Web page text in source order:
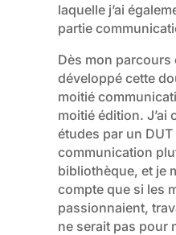
laquelle j’ai
partie
Dès mon parcours
développé cette
moitié
moitié édition. J’ai
études par un DUT
communication
bibliothèque, et je
compte que si les
passionnaient,
ne serait pas pour